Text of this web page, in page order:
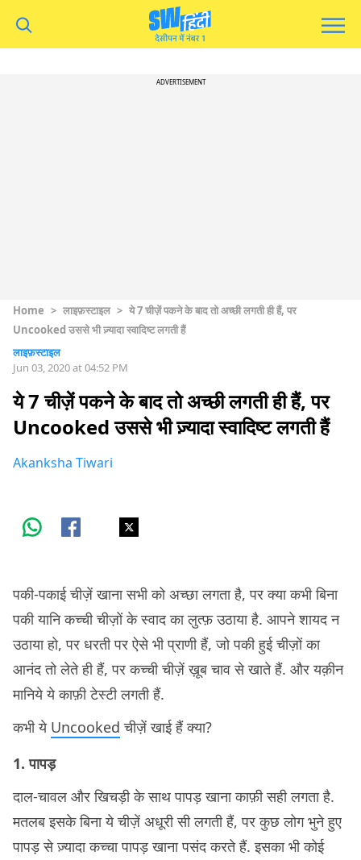
ADVERTISEMENT
Home > लाइफ़स्टाइल > ये 7 चीज़ें पकने के बाद तो अच्छी लगती ही हैं, पर
Uncooked उससे भी ज़्यादा स्वादिष्ट लगती हैं
लाइफ़स्टाइल
Jun 03, 2020 at 04:52 PM
ये 7 चीज़ें पकने के बाद तो अच्छी लगती ही हैं, पर
Uncooked उससे भी ज़्यादा स्वादिष्ट लगती हैं
Akanksha Tiwari
पकी-पकाई चीज़ें खाना सभी को अच्छा लगता है, पर क्या कभी बिना
पकी यानि कच्ची चीज़ों के स्वाद का लुत्फ़ उठाया है. आपने शायद न
उठाया हो, पर धरती पर ऐसे भी प्राणी हैं, जो पकी हुई चीज़ों का
आनंद तो लेते ही हैं, पर कच्ची चीज़ें ख़ूब चाव से खाते हैं. और यक़ीन
मानिये ये काफ़ी टेस्टी लगती हैं.
कभी ये Uncooked चीज़ें खाई हैं क्या?
1. पापड़
दाल-चावल और खिचड़ी के साथ पापड़ खाना काफ़ी सही लगता है.
मतलब इसके बिना ये चीज़ें अधूरी सी लगती हैं, पर कुछ लोग भुने हुए
पापड़ से ज़्यादा कच्चा पापड़ खाना पसंद करते हैं. इसका भी कोई